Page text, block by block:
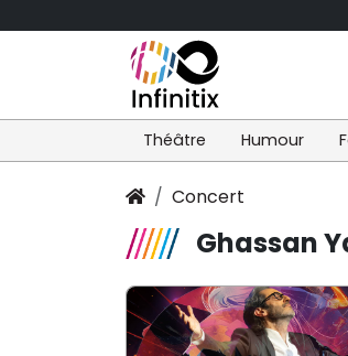
Théâtre Humour
Concert
Ghassan